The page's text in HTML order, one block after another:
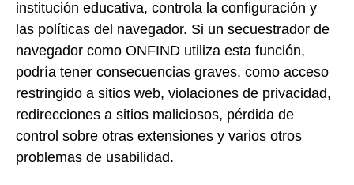
institución educativa, controla la configuración y
las políticas del navegador. Si un secuestrador de
navegador como ONFIND utiliza esta función,
podría tener consecuencias graves, como acceso
restringido a sitios web, violaciones de privacidad,
redirecciones a sitios maliciosos, pérdida de
control sobre otras extensiones y varios otros
problemas de usabilidad.